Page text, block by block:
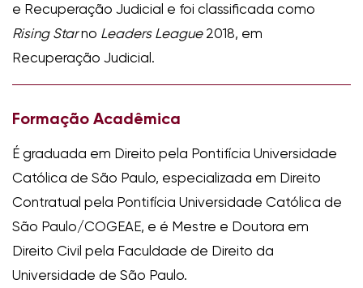
e Recuperação Judicial e foi classificada como
Rising Starno Leaders League2018, em
Recuperação Judicial.
Formação Acadêmica
É graduada em Direito pela Pontifícia Universidade
Católica de São Paulo, especializada em Direito
Contratual pela Pontifícia Universidade Católica de
São Paulo/COGEAE, e é Mestre e Doutora em
Direito Civil pela Faculdade de Direito da
Universidade de São Paulo.